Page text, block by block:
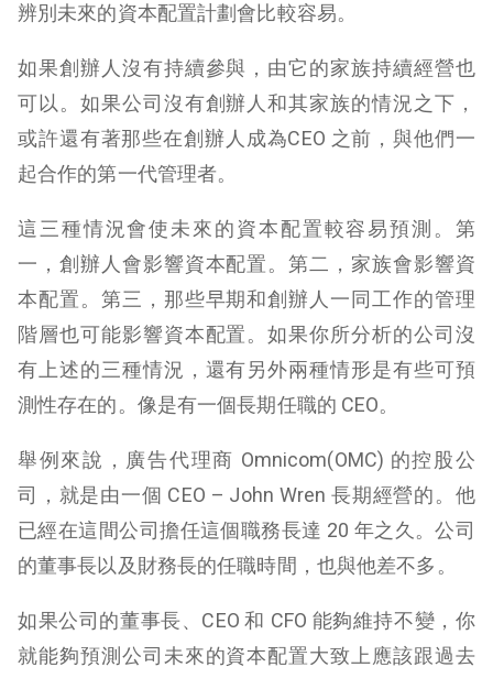
辨別未來的資本配置計劃會比較容易。
如果創辦人沒有持續參與，由它的家族持續經營也
可以。如果公司沒有創辦人和其家族的情況之下，
或許還有著那些在創辦人成為CEO 之前，與他們一
起合作的第一代管理者。
這三種情況會使未來的資本配置較容易預測。第
一，創辦人會影響資本配置。第二，家族會影響資
本配置。第三，那些早期和創辦人一同工作的管理
階層也可能影響資本配置。如果你所分析的公司沒
有上述的三種情況，還有另外兩種情形是有些可預
測性存在的。像是有一個長期任職的 CEO。
舉例來說，廣告代理商 Omnicom(OMC) 的控股公
司，就是由一個 CEO – John Wren 長期經營的。他
已經在這間公司擔任這個職務長達 20 年之久。公司
的董事長以及財務長的任職時間，也與他差不多。
如果公司的董事長、CEO 和 CFO 能夠維持不變，你
就能夠預測公司未來的資本配置大致上應該跟過去